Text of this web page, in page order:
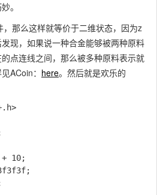
。
那么这样就等价于二维状态，因为z
现，如果说一种合金能够被两种原料
点连线之间，那么被多种原料表示就
ACoin： here。然后就是欢乐的
10;